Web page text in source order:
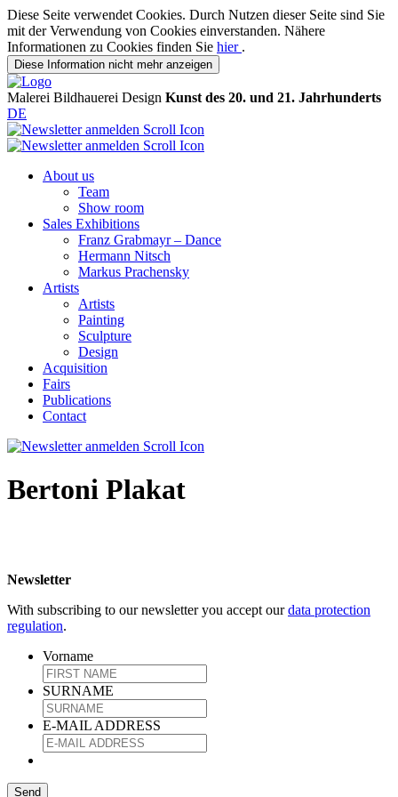
Diese Seite verwendet Cookies. Durch Nutzen dieser Seite sind Sie
mit der Verwendung von Cookies einverstanden. Nähere
Informationen zu Cookies finden Sie hier .
Diese Information nicht mehr anzeigen
Malerei Bildhauerei Design Kunst des 20. und 21. Jahrhunderts
DE
About us
Team
Show room
Sales Exhibitions
Franz Grabmayr – Dance
Hermann Nitsch
Markus Prachensky
Artists
Artists
Painting
Sculpture
Design
Acquisition
Fairs
Publications
Contact
Bertoni Plakat
Newsletter
With subscribing to our newsletter you accept ourdata protection
regulation.
Vorname
SURNAME
E-MAIL ADDRESS